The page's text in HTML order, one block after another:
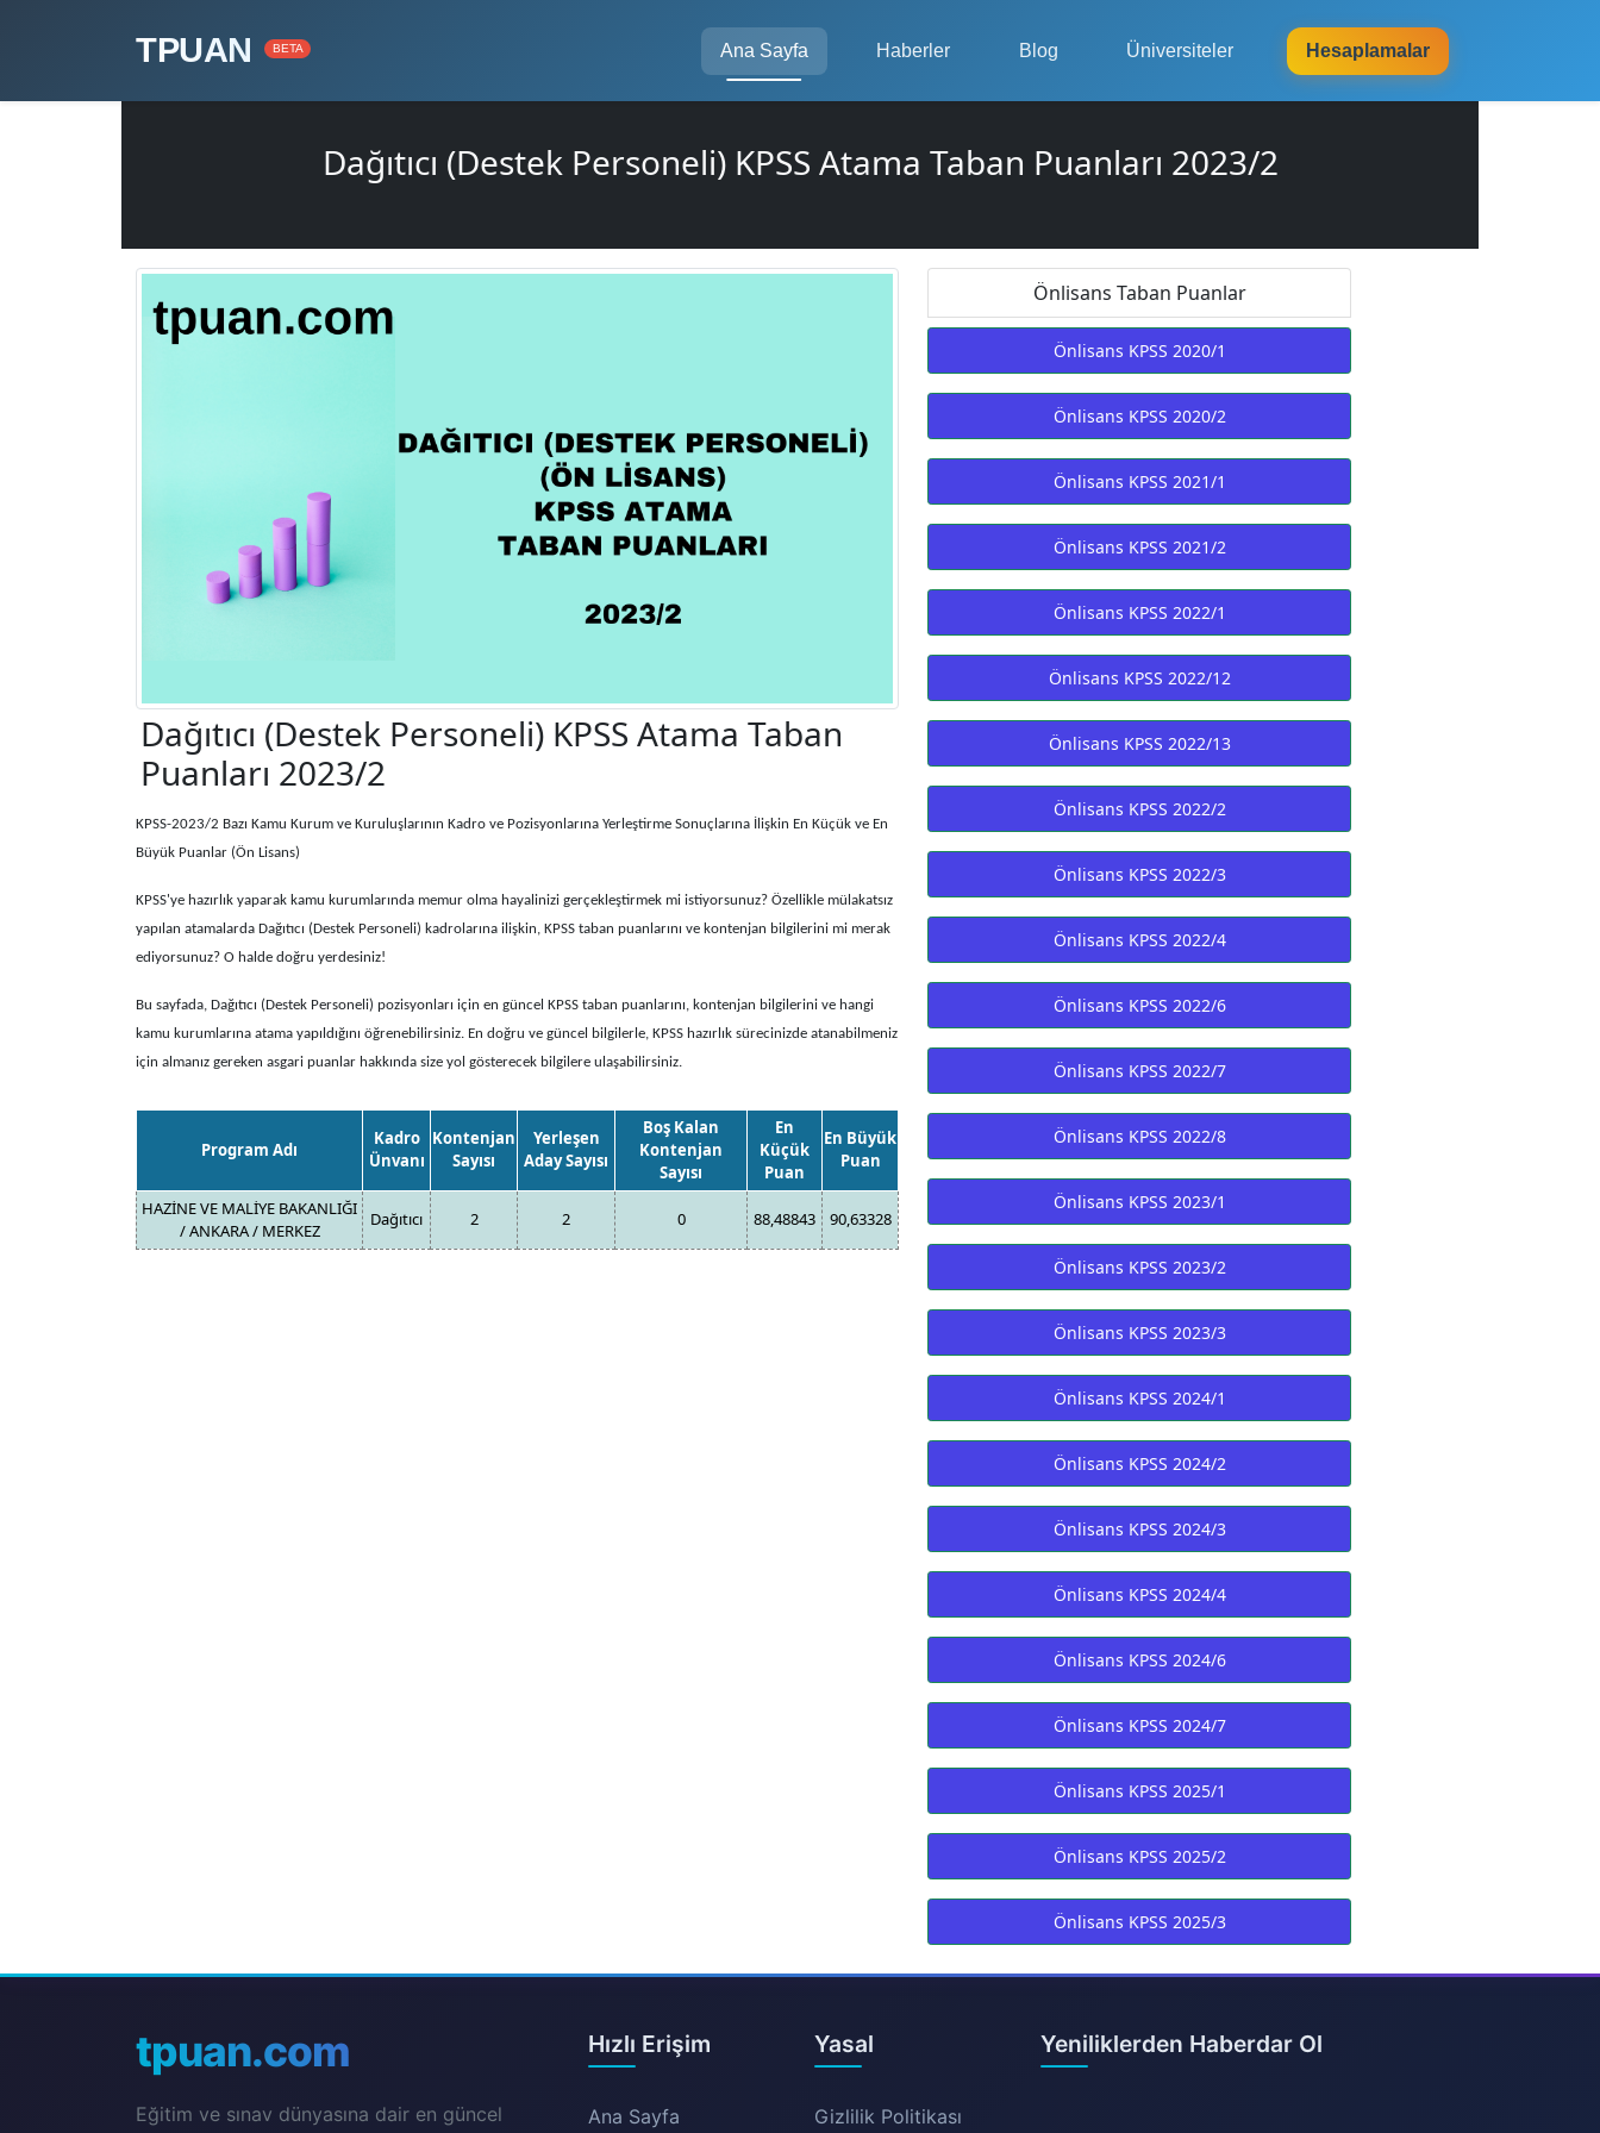
TPUAN BETA Ana Sayfa Haberler Blog Üniversiteler Hesaplamalar
Dağıtıcı (Destek Personeli) KPSS Atama Taban Puanları 2023/2
Dağıtıcı (Destek Personeli) KPSS Atama Taban
Puanları 2023/2
KPSS-2023/2 Bazı Kamu Kurum ve Kuruluşlarının Kadro ve Pozisyonlarına Yerleştirme Sonuçlarına İlişkin En Küçük ve En
Büyük Puanlar (Ön Lisans)
KPSS'ye hazırlık yaparak kamu kurumlarında memur olma hayalinizi gerçekleştirmek mi istiyorsunuz? Özellikle mülakatsız
yapılan atamalarda Dağıtıcı (Destek Personeli) kadrolarına ilişkin, KPSS taban puanlarını ve kontenjan bilgilerini mi merak
ediyorsunuz? O halde doğru yerdesiniz!
Bu sayfada, Dağıtıcı (Destek Personeli) pozisyonları için en güncel KPSS taban puanlarını, kontenjan bilgilerini ve hangi
kamu kurumlarına atama yapıldığını öğrenebilirsiniz. En doğru ve güncel bilgilerle, KPSS hazırlık sürecinizde atanabilmeniz
için almanız gereken asgari puanlar hakkında size yol gösterecek bilgilere ulaşabilirsiniz.
Program Adı
Kadro
Ünvanı
Kontenjan
Sayısı
Yerleşen
Aday Sayısı
Boş Kalan
Kontenjan
Sayısı
En
Küçük
Puan
En Büyük
Puan
HAZİNE VE MALİYE BAKANLIĞI
/ ANKARA / MERKEZ
Dağıtıcı 2 2 0 88,48843 90,63328
Önlisans Taban Puanlar
Önlisans KPSS 2020/1
Önlisans KPSS 2020/2
Önlisans KPSS 2021/1
Önlisans KPSS 2021/2
Önlisans KPSS 2022/1
Önlisans KPSS 2022/12
Önlisans KPSS 2022/13
Önlisans KPSS 2022/2
Önlisans KPSS 2022/3
Önlisans KPSS 2022/4
Önlisans KPSS 2022/6
Önlisans KPSS 2022/7
Önlisans KPSS 2022/8
Önlisans KPSS 2023/1
Önlisans KPSS 2023/2
Önlisans KPSS 2023/3
Önlisans KPSS 2024/1
Önlisans KPSS 2024/2
Önlisans KPSS 2024/3
Önlisans KPSS 2024/4
Önlisans KPSS 2024/6
Önlisans KPSS 2024/7
Önlisans KPSS 2025/1
Önlisans KPSS 2025/2
Önlisans KPSS 2025/3
tpuan.com
Eğitim ve sınav dünyasına dair en güncel
Hızlı Erişim
Ana Sayfa
Yasal
Gizlilik Politikası
Yeniliklerden Haberdar Ol